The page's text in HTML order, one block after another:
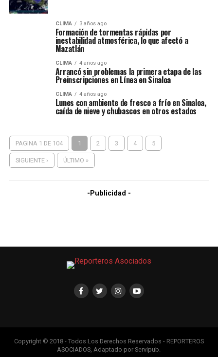
CLIMA 3 años ago
Formación de tormentas rápidas por
inestabilidad atmosférica, lo que afectó a
Mazatlán
CLIMA 4 años ago
Arrancó sin problemas la primera etapa de las
Preinscripciones en Línea en Sinaloa
CLIMA 4 años ago
Lunes con ambiente de fresco a frío en Sinaloa,
caída de nieve y chubascos en otros estados
PAGINA 1 DE 104 1 2 3 4 5
SIGUIENTE › ÚLTIMO »
-Publicidad -
Copyright © 2018 - Todos Los Derechos Reservados - REPORTEROS
ASOCIADOS, Adaptado por Servipub.